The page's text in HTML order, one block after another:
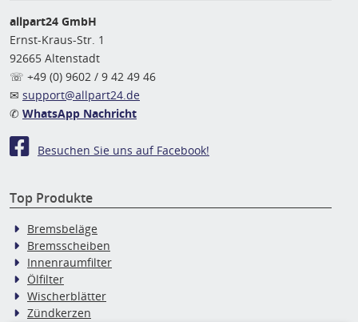
allpart24 GmbH
Ernst-Kraus-Str. 1
92665 Altenstadt
☏ +49 (0) 9602 / 9 42 49 46
✉ support@allpart24.de
✆ WhatsApp Nachricht
Besuchen Sie uns auf Facebook!
Top Produkte
Bremsbeläge
Bremsscheiben
Innenraumfilter
Ölfilter
Wischerblätter
Zündkerzen